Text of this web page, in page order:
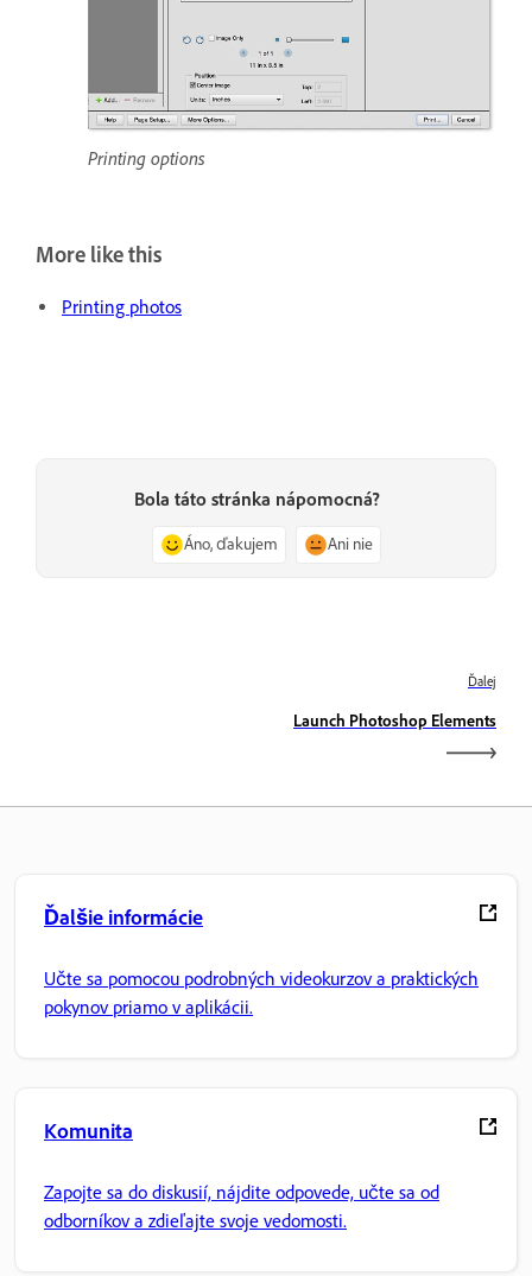
Printing options
More like this
Printing photos
Bola táto stránka nápomocná?
Áno, ďakujem Ani nie
Ďalej
Launch Photoshop Elements
Ďalšie informácie
Učte sa pomocou podrobných videokurzov a praktických
pokynov priamo v aplikácii.
Komunita
Zapojte sa do diskusií, nájdite odpovede, učte sa od
odborníkov a zdieľajte svoje vedomosti.